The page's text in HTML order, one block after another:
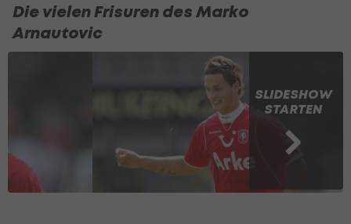
Die vielen Frisuren des Marko
Arnautovic
SLIDESHOW
STARTEN